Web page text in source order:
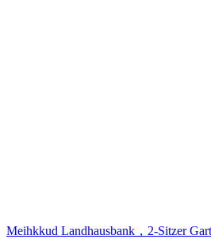
Meihkkud Landhausbank，2-Sitzer